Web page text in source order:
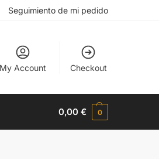
Seguimiento de mi pedido
My Account Checkout
0,00€ 0